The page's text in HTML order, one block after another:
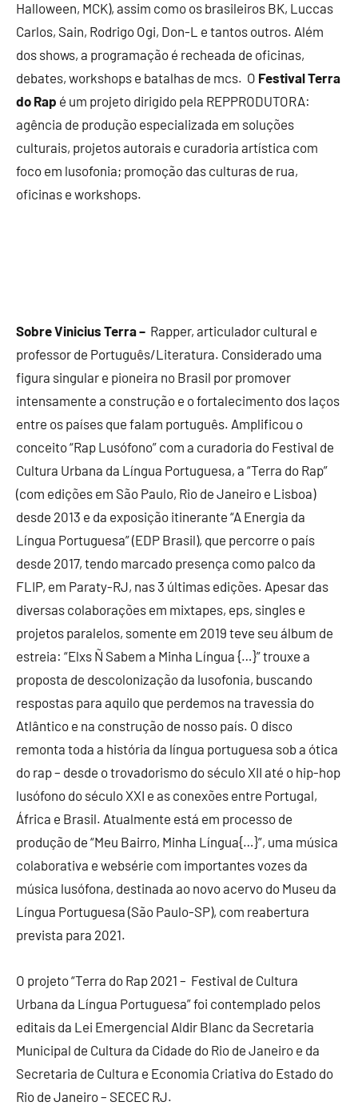
Halloween, MCK), assim como os brasileiros BK, Luccas
Carlos, Sain, Rodrigo Ogi, Don-L e tantos outros. Além
dos shows, a programação é recheada de oficinas,
debates, workshops e batalhas de mcs. O Festival Terra
do Rap é um projeto dirigido pela REPPRODUTORA:
agência de produção especializada em soluções
culturais, projetos autorais e curadoria artística com
foco em lusofonia; promoção das culturas de rua,
oficinas e workshops.
Sobre Vinicius Terra – Rapper, articulador cultural e
professor de Português/Literatura. Considerado uma
figura singular e pioneira no Brasil por promover
intensamente a construção e o fortalecimento dos laços
entre os países que falam português. Amplificou o
conceito “Rap Lusófono” com a curadoria do Festival de
Cultura Urbana da Língua Portuguesa, a “Terra do Rap”
(com edições em São Paulo, Rio de Janeiro e Lisboa)
desde 2013 e da exposição itinerante “A Energia da
Língua Portuguesa” (EDP Brasil), que percorre o país
desde 2017, tendo marcado presença como palco da
FLIP, em Paraty-RJ, nas 3 últimas edições. Apesar das
diversas colaborações em mixtapes, eps, singles e
projetos paralelos, somente em 2019 teve seu álbum de
estreia: “Elxs Ñ Sabem a Minha Língua {…}” trouxe a
proposta de descolonização da lusofonia, buscando
respostas para aquilo que perdemos na travessia do
Atlântico e na construção de nosso país. O disco
remonta toda a história da língua portuguesa sob a ótica
do rap – desde o trovadorismo do século XII até o hip-hop
lusófono do século XXI e as conexões entre Portugal,
África e Brasil. Atualmente está em processo de
produção de “Meu Bairro, Minha Língua{…}”, uma música
colaborativa e websérie com importantes vozes da
música lusófona, destinada ao novo acervo do Museu da
Língua Portuguesa (São Paulo-SP), com reabertura
prevista para 2021.
O projeto “Terra do Rap 2021 – Festival de Cultura
Urbana da Língua Portuguesa” foi contemplado pelos
editais da Lei Emergencial Aldir Blanc da Secretaria
Municipal de Cultura da Cidade do Rio de Janeiro e da
Secretaria de Cultura e Economia Criativa do Estado do
Rio de Janeiro – SECEC RJ.